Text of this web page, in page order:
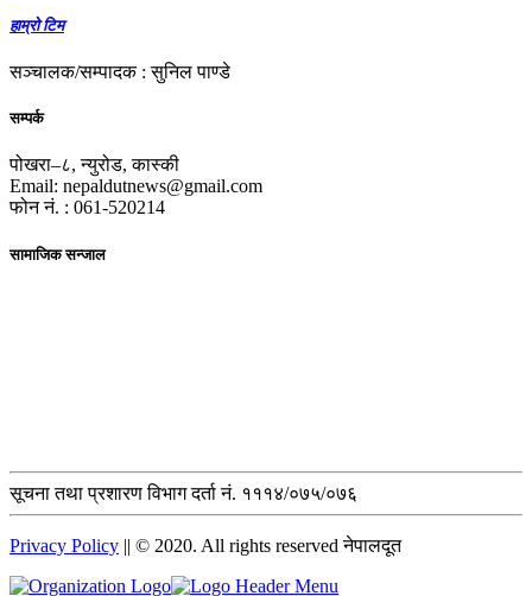
हाम्रो टिम
सञ्चालक/सम्पादक : सुनिल पाण्डे
सम्पर्क
पोखरा–८, न्युरोड, कास्की
Email: nepaldutnews@gmail.com
फोन नं. : 061-520214
सामाजिक सन्जाल
सूचना तथा प्रशारण विभाग दर्ता नं. १११४/०७५/०७६
Privacy Policy || © 2020. All rights reserved नेपालदूत